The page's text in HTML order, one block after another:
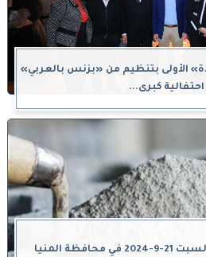
الأولى بتنظيم من «بزنس بالعربي»
كبرى...
المنيا